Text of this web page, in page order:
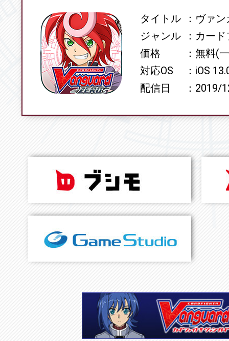
SPECタイトル
ヴァン
ジャンル
カード
価格
無料(
対応OS
iOS
配信日
2019/